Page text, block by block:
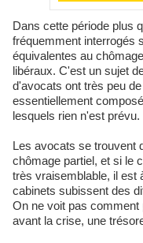
Dans cette période plus que mouvementée, nous sommes
fréquemment interrogés
équivalentes au
libéraux. C'est un sujet
d'avocats ont très peu
essentiellement
lesquels rien n'est prévu.
Les avocats se trouvent
chômage partiel, et si le
très vraisemblable, il est
cabinets subissent des
On ne voit pas comment
avant la crise, une